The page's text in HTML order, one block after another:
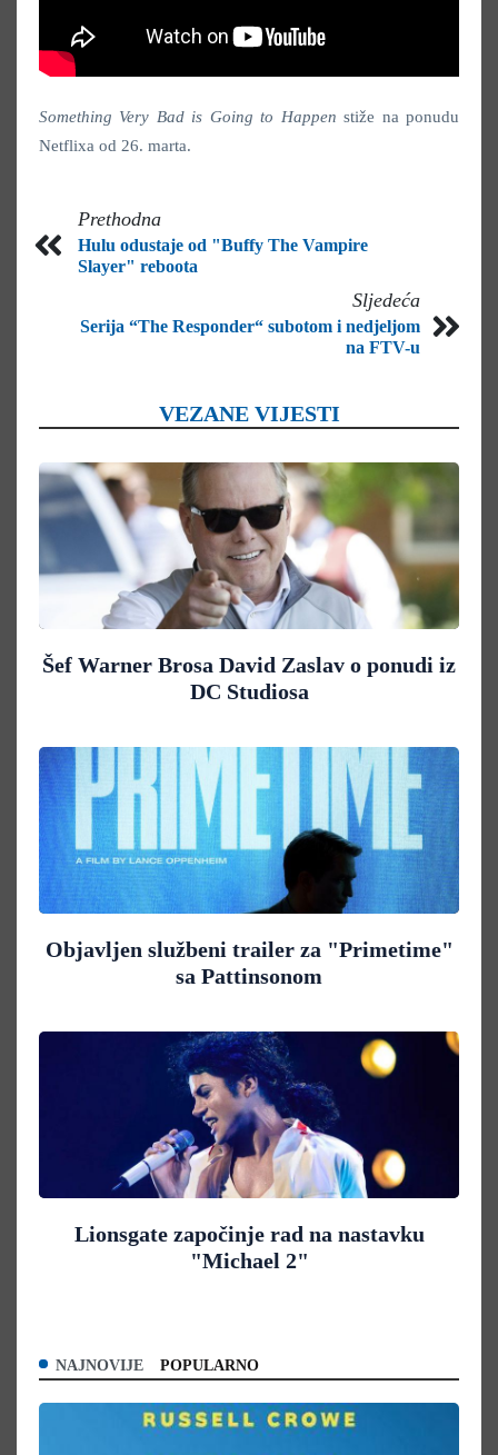
Something Very Bad is Going to Happenstiže na ponudu
Netflixa od 26. marta.
Prethodna
Hulu odustaje od "Buffy The Vampire
Slayer" reboota
Sljedeća
Serija “The Responder“ subotom i nedjeljom
na FTV-u
VEZANE VIJESTI
Šef Warner Brosa David Zaslav o ponudi iz
DC Studiosa
Objavljen službeni trailer za "Primetime"
sa Pattinsonom
Lionsgate započinje rad na nastavku
"Michael 2"
NAJNOVIJE POPULARNO